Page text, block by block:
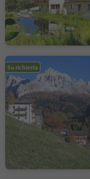
Su richiesta